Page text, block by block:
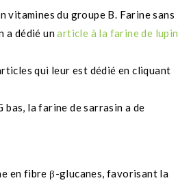
vitamines du groupe B. Farine sans
a dédié unarticle à la farine de lupin
qui leur est dédié en cliquant
bas, la farine de sarrasin a de
en fibre β-glucanes, favorisant la